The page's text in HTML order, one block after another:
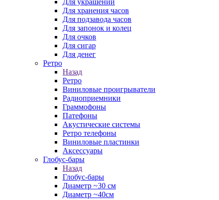
Для украшений
Для хранения часов
Для подзавода часов
Для запонок и колец
Для очков
Для сигар
Для денег
Ретро
Назад
Ретро
Виниловые проигрыватели
Радиоприемники
Граммофоны
Патефоны
Акустические системы
Ретро телефоны
Виниловые пластинки
Аксессуары
Глобус-бары
Назад
Глобус-бары
Диаметр ~30 см
Диаметр ~40см